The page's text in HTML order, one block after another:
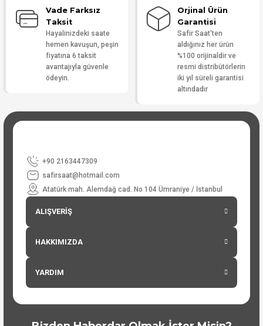
Vade Farksız
Taksit
Hayalinizdeki saate
hemen kavuşun, peşin
fiyatına 6 taksit
avantajıyla güvenle
ödeyin.
Orjinal Ürün
Garantisi
Safir Saat'ten
aldığınız her ürün
%100 orijinaldir ve
resmi distribütörlerin
iki yıl süreli garantisi
altındadır
+90 2163447309
safirsaat@hotmail.com
Atatürk mah. Alemdağ cad. No 104 Ümraniye / İstanbul
ALIŞVERİŞ
HAKKIMIZDA
YARDIM